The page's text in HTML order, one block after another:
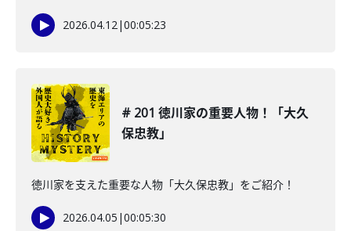
2026.04.12|00:05:23
# 201 徳川家の重要人物！「大久
保忠教」
徳川家を支えた重要な人物「大久保忠教」をご紹介！
2026.04.05 |00:05:30